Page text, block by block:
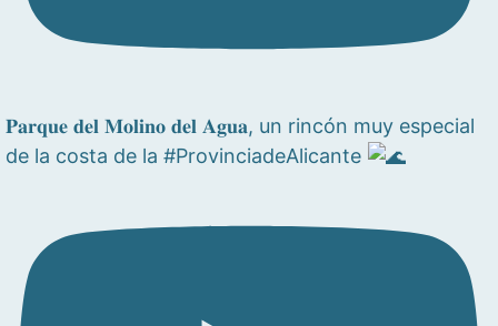
𝐏𝐚𝐫𝐪𝐮𝐞 𝐝𝐞𝐥 𝐌𝐨𝐥𝐢𝐧𝐨 𝐝𝐞𝐥 𝐀𝐠𝐮𝐚, un rincón muy especial
de la costa de la #ProvinciadeAlicante